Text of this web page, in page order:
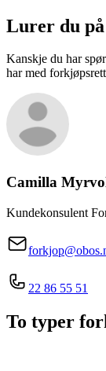
Lurer du
Kanskje du har
har med
Camilla
Kundekonsulent
22 86 55 51
To typer